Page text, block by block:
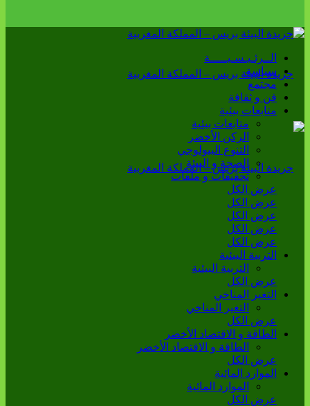
الــرئـيـسـيـــــة
سياسة
مجتمع
فن و ثقافة
متابعات بيئية
متابعات بيئية
الركن الأخضر
التنوع البيولوجي
الصحة و البيئة
تحقيقات و ملفات
عرض الكل
عرض الكل
عرض الكل
عرض الكل
عرض الكل
التربية البيئية
التربية البيئية
عرض الكل
التغير المناخي
التغير المناخي
عرض الكل
الطاقة و الاقتصاد الأخضر
الطاقة و الاقتصاد الأخضر
عرض الكل
الموارد المائية
الموارد المائية
عرض الكل